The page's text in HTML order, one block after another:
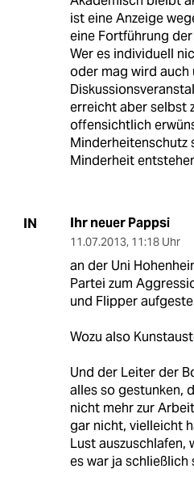
ist eine Anzeige
eine Fortführung
Wer es individuell
oder mag wird auch
erreicht aber selbst
offensichtlich
Minderheitenschutz
Minderheit
IN Ihr neuer Pappsi
11.07.2013, 11:18 Uhr
an der Uni
Partei zum
und Flipper
Wozu also
Und der Leiter der
alles so gestunken,
nicht mehr zur
gar nicht, vielleicht
Lust auszuschlafen,
es war ja